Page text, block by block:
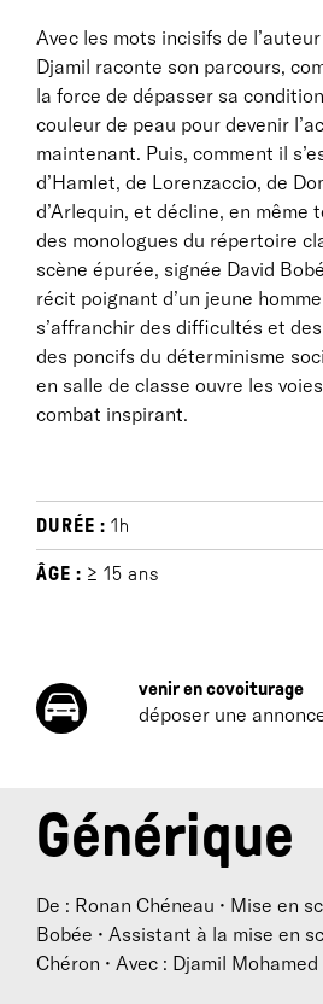
Avec les mots incisifs de
Djamil raconte son parcours,
la force de dépasser sa
couleur de peau pour devenir
maintenant. Puis, comment il
d’Hamlet, de Lorenzaccio, de
d’Arlequin, et décline, en même
des monologues du répertoire
scène épurée, signée David
récit poignant d’un jeune
s’affranchir des difficultés et
des poncifs du déterminisme
en salle de classe ouvre les
combat inspirant.
DURÉE : 1h
ÂGE : ≥ 15 ans
venir en covoiturage
déposer une
Générique
De : Ronan Chéneau • Mise en
Bobée • Assistant à la mise en
Chéron • Avec : Djamil Mohamed